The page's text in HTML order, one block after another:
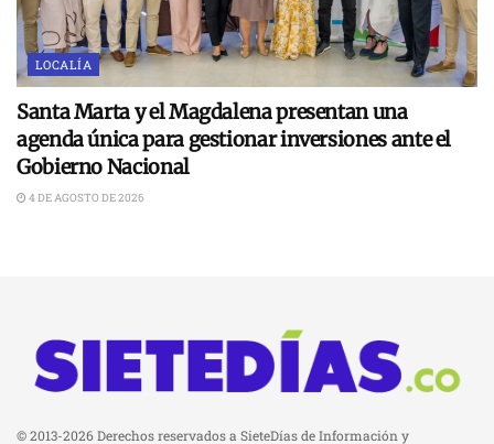
LOCALÍA
Santa Marta y el Magdalena presentan una
agenda única para gestionar inversiones ante el
Gobierno Nacional
4 DE AGOSTO DE 2026
© 2013-2026 Derechos reservados a SieteDías de Información y